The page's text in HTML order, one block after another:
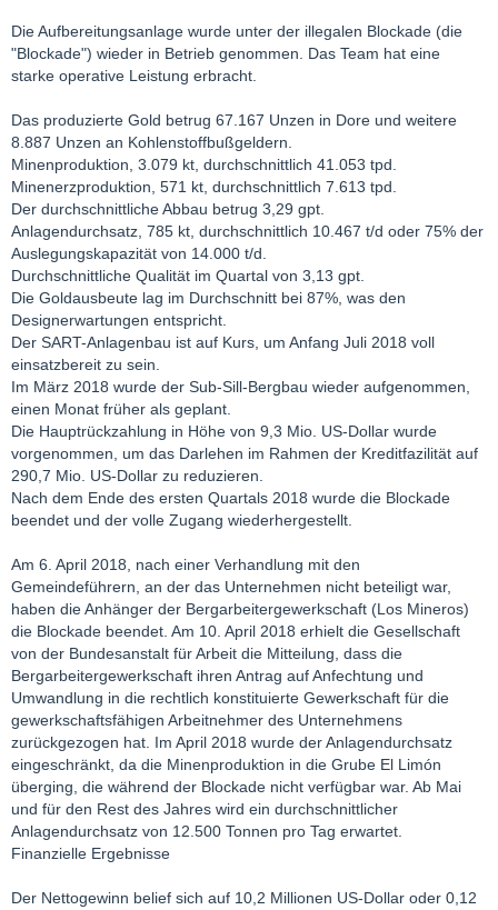
Die Aufbereitungsanlage wurde unter der illegalen Blockade (die
"Blockade") wieder in Betrieb genommen. Das Team hat eine
starke operative Leistung erbracht.
Das produzierte Gold betrug 67.167 Unzen in Dore und weitere
8.887 Unzen an Kohlenstoffbußgeldern.
Minenproduktion, 3.079 kt, durchschnittlich 41.053 tpd.
Minenerzproduktion, 571 kt, durchschnittlich 7.613 tpd.
Der durchschnittliche Abbau betrug 3,29 gpt.
Anlagendurchsatz, 785 kt, durchschnittlich 10.467 t/d oder 75% der
Auslegungskapazität von 14.000 t/d.
Durchschnittliche Qualität im Quartal von 3,13 gpt.
Die Goldausbeute lag im Durchschnitt bei 87%, was den
Designerwartungen entspricht.
Der SART-Anlagenbau ist auf Kurs, um Anfang Juli 2018 voll
einsatzbereit zu sein.
Im März 2018 wurde der Sub-Sill-Bergbau wieder aufgenommen,
einen Monat früher als geplant.
Die Hauptrückzahlung in Höhe von 9,3 Mio. US-Dollar wurde
vorgenommen, um das Darlehen im Rahmen der Kreditfazilität auf
290,7 Mio. US-Dollar zu reduzieren.
Nach dem Ende des ersten Quartals 2018 wurde die Blockade
beendet und der volle Zugang wiederhergestellt.
Am 6. April 2018, nach einer Verhandlung mit den
Gemeindeführern, an der das Unternehmen nicht beteiligt war,
haben die Anhänger der Bergarbeitergewerkschaft (Los Mineros)
die Blockade beendet. Am 10. April 2018 erhielt die Gesellschaft
von der Bundesanstalt für Arbeit die Mitteilung, dass die
Bergarbeitergewerkschaft ihren Antrag auf Anfechtung und
Umwandlung in die rechtlich konstituierte Gewerkschaft für die
gewerkschaftsfähigen Arbeitnehmer des Unternehmens
zurückgezogen hat. Im April 2018 wurde der Anlagendurchsatz
eingeschränkt, da die Minenproduktion in die Grube El Limón
überging, die während der Blockade nicht verfügbar war. Ab Mai
und für den Rest des Jahres wird ein durchschnittlicher
Anlagendurchsatz von 12.500 Tonnen pro Tag erwartet.
Finanzielle Ergebnisse
Der Nettogewinn belief sich auf 10,2 Millionen US-Dollar oder 0,12